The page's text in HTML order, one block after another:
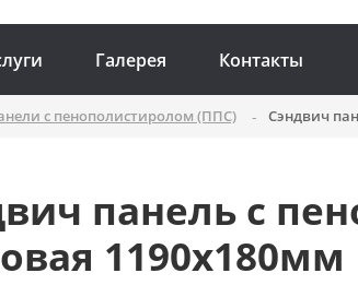
Галерея Контакты
с пенополистиролом (ППС) Сэндвич
панель с
1190x180мм